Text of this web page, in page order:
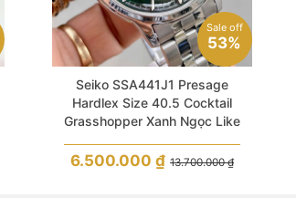
Sale off
53%
Seiko SSA441J1 Presage
Hardlex Size 40.5 Cocktail
Grasshopper Xanh Ngọc Like
13.700.000₫
6.500.000₫